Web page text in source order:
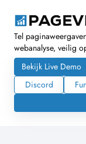
Tel
webanalyse, veilig
Bekijk Live Demo
Discord